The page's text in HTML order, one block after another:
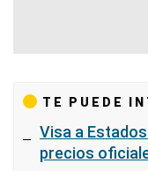
TE PUEDE
Visa a
precios